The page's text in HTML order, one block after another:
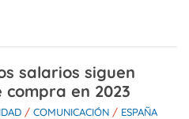
salarios siguen
en 2023
/ COMUNICACIÓN / ESPAÑA